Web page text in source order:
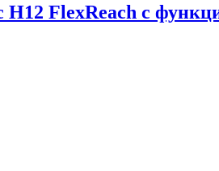
H12 FlexReach с